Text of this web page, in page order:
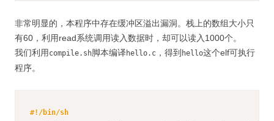
非常明显的，本程序中存在缓冲区溢出漏洞。栈上的数组大小只
有60，利用read系统调用读入数据时，却可以读入1000个。
我们利用 compile.sh脚本编译hello.c ，得到 hello这个elf可执行
程序。
#!/bin/sh